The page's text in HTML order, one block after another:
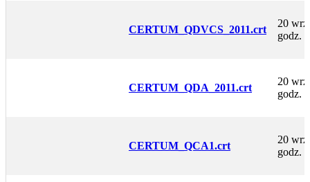
CERTUM_QDVCS_2011.crt
20
godz.
CERTUM_QDA_2011.crt
20
godz.
CERTUM_QCA1.crt
20
godz.